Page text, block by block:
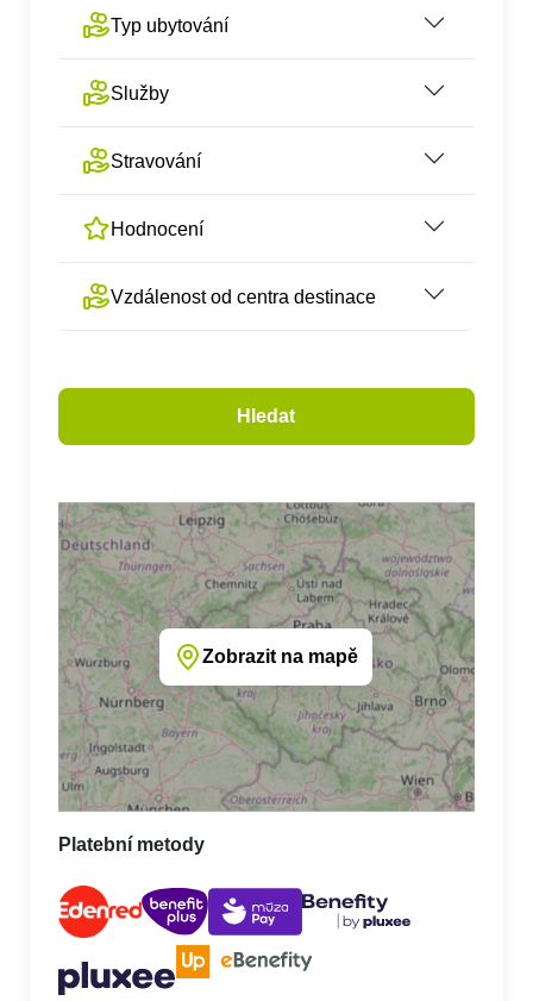
Typ ubytování
Služby
Stravování
Hodnocení
Vzdálenost od centra destinace
Hledat
Zobrazit na mapě
Platební metody